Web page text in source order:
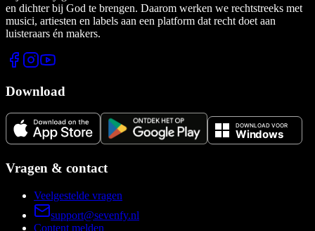
en dichter bij God te brengen. Daarom werken we rechtstreeks met
musici, artiesten en labels aan een platform dat recht doet aan
luisteraars én makers.
Download
Vragen & contact
Veelgestelde vragen
support@sevenfy.nl
Content melden